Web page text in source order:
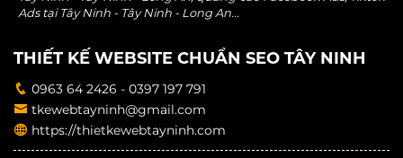
Ads tại Tây Ninh - Tây Ninh - Long An...
THIẾT KẾ WEBSITE CHUẨN SEO TÂY NINH
0963 64 2426 - 0397 197 791
tkewebtayninh@gmail.com
https://thietkewebtayninh.com